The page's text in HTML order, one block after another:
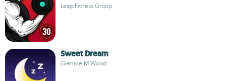
Leap Fitness Group
Sweet Dream
Glennie M Wood